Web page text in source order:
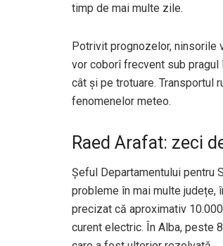
timp de mai multe zile.
Potrivit prognozelor, ninsorile
vor coborî frecvent sub
cât și pe trotuare. Transportul
fenomenelor meteo.
Raed Arafat: zeci
Șeful Departamentului pentru
probleme în mai multe județe,
precizat că aproximativ
curent electric. În Alba, peste